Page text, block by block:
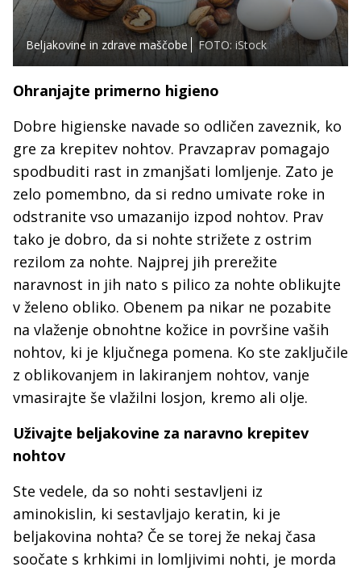
Beljakovine in zdrave maščobe FOTO: iStock
Ohranjajte primerno higieno
Dobre higienske navade so odličen zaveznik, ko
gre za krepitev nohtov. Pravzaprav pomagajo
spodbuditi rast in zmanjšati lomljenje. Zato je
zelo pomembno, da si redno umivate roke in
odstranite vso umazanijo izpod nohtov. Prav
tako je dobro, da si nohte strižete z ostrim
rezilom za nohte. Najprej jih prerežite
naravnost in jih nato s pilico za nohte oblikujte
v želeno obliko. Obenem pa nikar ne pozabite
na vlaženje obnohtne kožice in površine vaših
nohtov, ki je ključnega pomena. Ko ste zaključile
z oblikovanjem in lakiranjem nohtov, vanje
vmasirajte še vlažilni losjon, kremo ali olje.
Uživajte beljakovine za naravno krepitev
nohtov
Ste vedele, da so nohti sestavljeni iz
aminokislin, ki sestavljajo keratin, ki je
beljakovina nohta? Če se torej že nekaj časa
soočate s krhkimi in lomljivimi nohti, je morda